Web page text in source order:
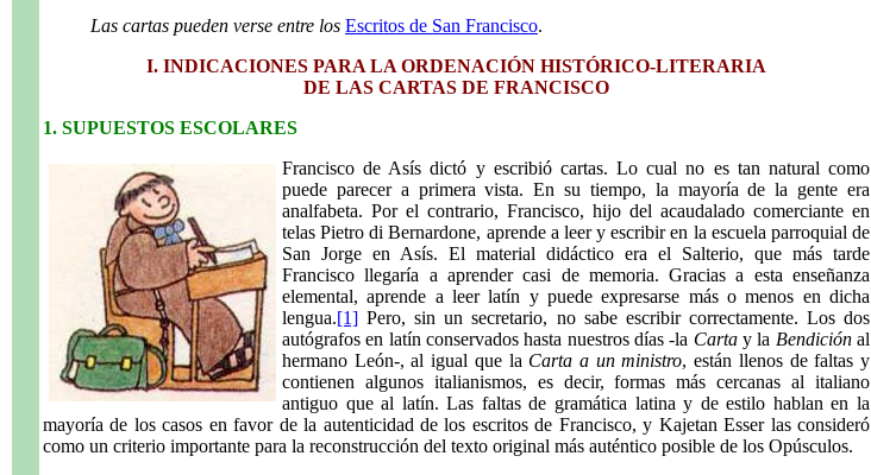
Las cartas pueden verse entre los Escritos de San Francisco.
I. INDICACIONES PARA LA ORDENACIÓN HISTÓRICO-LITERARIA
DE LAS CARTAS DE FRANCISCO
1. SUPUESTOS ESCOLARES
Francisco de Asís dictó y escribió cartas. Lo cual no es tan natural como
puede parecer a primera vista. En su tiempo, la mayoría de la gente era
analfabeta. Por el contrario, Francisco, hijo del acaudalado comerciante en
telas Pietro di Bernardone, aprende a leer y escribir en la escuela parroquial de
San Jorge en Asís. El material didáctico era el Salterio, que más tarde
Francisco llegaría a aprender casi de memoria. Gracias a esta enseñanza
elemental, aprende a leer latín y puede expresarse más o menos en dicha
lengua.[1] Pero, sin un secretario, no sabe escribir correctamente. Los dos
autógrafos en latín conservados hasta nuestros días -la Cartay la Bendiciónal
hermano León-, al igual que la Carta a un ministro, están llenos de faltas y
contienen algunos italianismos, es decir, formas más cercanas al italiano
antiguo que al latín. Las faltas de gramática latina y de estilo hablan en la
mayoría de los casos en favor de la autenticidad de los escritos de Francisco, y Kajetan Esser las consideró
como un criterio importante para la reconstrucción del texto original más auténtico posible de los Opúsculos.